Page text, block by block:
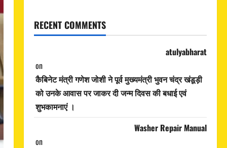
RECENT COMMENTS
atulyabharat
on
कैबिनेट मंत्री गणेश जोशी ने पूर्व मुख्यमंत्री भुवन चंद्र खंडूड़ी
को उनके आवास पर जाकर दी जन्म दिवस की बधाई एवं
शुभकामनाएं ।
Washer Repair Manual
on